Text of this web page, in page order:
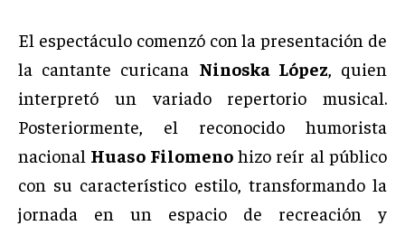
El espectáculo comenzó con la presentación de
la cantante curicana Ninoska López, quien
interpretó un variado repertorio musical.
Posteriormente, el reconocido humorista
nacional Huaso Filomenohizo reír al público
con su característico estilo, transformando la
jornada en un espacio de recreación y